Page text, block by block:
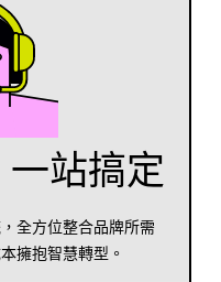
站搞定
全方位整合品牌所需
擁抱智慧轉型。